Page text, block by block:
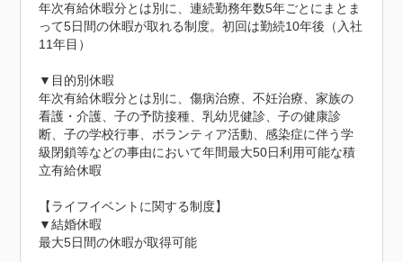
年次有給休暇分とは別に、連続勤務年数5年ごとにまとま
って5日間の休暇が取れる制度。初回は勤続10年後（入社
11年目）
▼目的別休暇
年次有給休暇分とは別に、傷病治療、不妊治療、家族の
看護・介護、子の予防接種、乳幼児健診、子の健康診
断、子の学校行事、ボランティア活動、感染症に伴う学
級閉鎖等などの事由において年間最大50日利用可能な積
立有給休暇
【ライフイベントに関する制度】
▼結婚休暇
最大5日間の休暇が取得可能